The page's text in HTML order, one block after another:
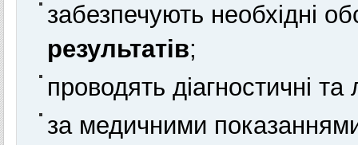
забезпечують необхідні
результатів;
проводять діагностичні
за медичними